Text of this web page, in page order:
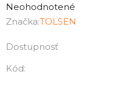
hodnotenie
produktu
0,0
z
Neohodnotené
Značka:TOLSEN
Dostupnosť
Kód: